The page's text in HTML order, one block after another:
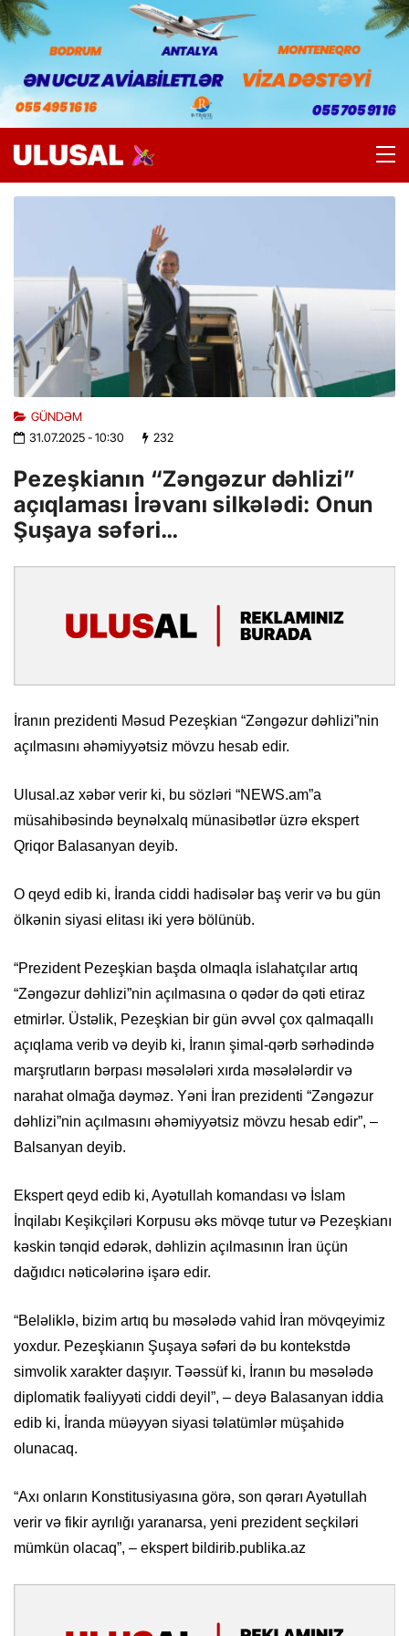
GÜNDƏM
31.07.2025- 10:30 232
Pezeşkianın “Zəngəzur dəhlizi”
açıqlaması İrəvanı silkələdi: Onun
Şuşaya səfəri…
İranın prezidenti Məsud Pezeşkian “Zəngəzur dəhlizi”nin
açılmasını əhəmiyyətsiz mövzu hesab edir.
Ulusal.az xəbər verir ki, bu sözləri “NEWS.am”a
müsahibəsində beynəlxalq münasibətlər üzrə ekspert
Qriqor Balasanyan deyib.
O qeyd edib ki, İranda ciddi hadisələr baş verir və bu gün
ölkənin siyasi elitası iki yerə bölünüb.
“Prezident Pezeşkian başda olmaqla islahatçılar artıq
“Zəngəzur dəhlizi”nin açılmasına o qədər də qəti etiraz
etmirlər. Üstəlik, Pezeşkian bir gün əvvəl çox qalmaqallı
açıqlama verib və deyib ki, İranın şimal-qərb sərhədində
marşrutların bərpası məsələləri xırda məsələlərdir və
narahat olmağa dəyməz. Yəni İran prezidenti “Zəngəzur
dəhlizi”nin açılmasını əhəmiyyətsiz mövzu hesab edir”, –
Balsanyan deyib.
Ekspert qeyd edib ki, Ayətullah komandası və İslam
İnqilabı Keşikçiləri Korpusu əks mövqe tutur və Pezeşkianı
kəskin tənqid edərək, dəhlizin açılmasının İran üçün
dağıdıcı nəticələrinə işarə edir.
“Beləliklə, bizim artıq bu məsələdə vahid İran mövqeyimiz
yoxdur. Pezeşkianın Şuşaya səfəri də bu kontekstdə
simvolik xarakter daşıyır. Təəssüf ki, İranın bu məsələdə
diplomatik fəaliyyəti ciddi deyil”, – deyə Balasanyan iddia
edib ki, İranda müəyyən siyasi təlatümlər müşahidə
olunacaq.
“Axı onların Konstitusiyasına görə, son qərarı Ayətullah
verir və fikir ayrılığı yaranarsa, yeni prezident seçkiləri
mümkün olacaq”, – ekspert bildirib.publika.az